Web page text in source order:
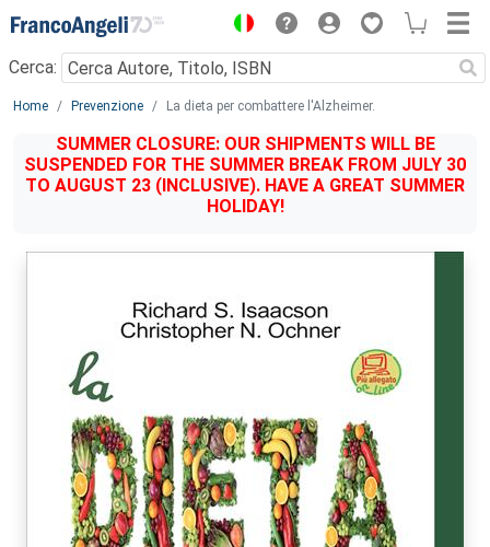
Menu
Cerca:
Main content
Home Prevenzione La dieta per combattere l'Alzheimer.
SUMMER CLOSURE: OUR SHIPMENTS WILL BE
SUSPENDED FOR THE SUMMER BREAK FROM JULY 30
TO AUGUST 23 (INCLUSIVE). HAVE A GREAT SUMMER
HOLIDAY!